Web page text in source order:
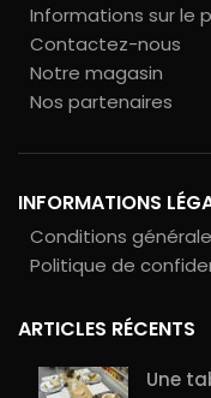
Informations sur le
Contactez-nous
Notre magasin
Nos partenaires
INFORMATIONS
Conditions
Politique de
ARTICLES RÉCENTS
Une